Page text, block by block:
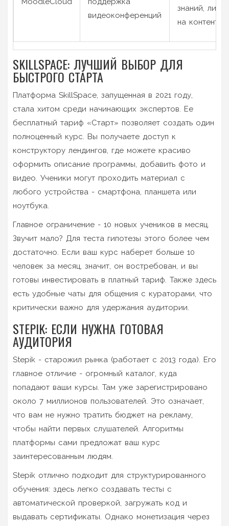
видеоконференций
знаний,
на контент
SKILLSPACE: ЛУЧШИЙ ВЫБОР ДЛЯ
БЫСТРОГО СТАРТА
Платформа SkillSpace, запущенная в 2021 году,
стала хитом среди начинающих экспертов. Ее
бесплатный тариф «Старт» позволяет создать один
полноценный курс. Вы получаете доступ к
конструктору лендингов, где можете красиво
оформить описание программы, добавить фото и
видео. Ученики могут проходить материал с
любого устройства - смартфона, планшета или
ноутбука.
Главное ограничение - 10 новых учеников в месяц.
Звучит мало? Для теста гипотезы этого более чем
достаточно. Если ваш курс наберет больше 10
человек за месяц, значит, он востребован, и вы
готовы инвестировать в платный тариф. Также здесь
есть удобные чаты для общения с кураторами, что
критически важно для удержания аудитории.
STEPIK: ЕСЛИ НУЖНА ГОТОВАЯ
АУДИТОРИЯ
Stepik - старожил рынка (работает с 2013 года). Его
главное отличие - огромный каталог, куда
попадают ваши курсы. Там уже зарегистрировано
около 7 миллионов пользователей. Это означает,
что вам не нужно тратить бюджет на рекламу,
чтобы найти первых слушателей. Алгоритмы
платформы сами предложат ваш курс
заинтересованным людям.
Stepik отлично подходит для структурированного
обучения: здесь легко создавать тесты с
автоматической проверкой, загружать код и
выдавать сертификаты. Однако монетизация через